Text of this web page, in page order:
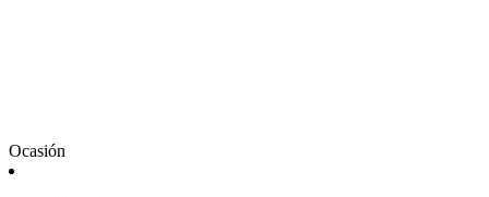
Ocasión